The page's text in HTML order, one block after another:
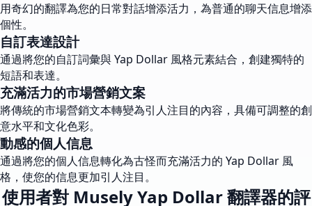
用奇幻的翻譯為您的日常對話增添活力，為普通的聊天信息增添
個性。
自訂表達設計
通過將您的自訂詞彙與 Yap Dollar 風格元素結合，創建獨特的
短語和表達。
充滿活力的市場營銷文案
將傳統的市場營銷文本轉變為引人注目的內容，具備可調整的創
意水平和文化色彩。
動感的個人信息
通過將您的個人信息轉化為古怪而充滿活力的 Yap Dollar 風
格，使您的信息更加引人注目。
使用者對 Musely Yap Dollar 翻譯器的評